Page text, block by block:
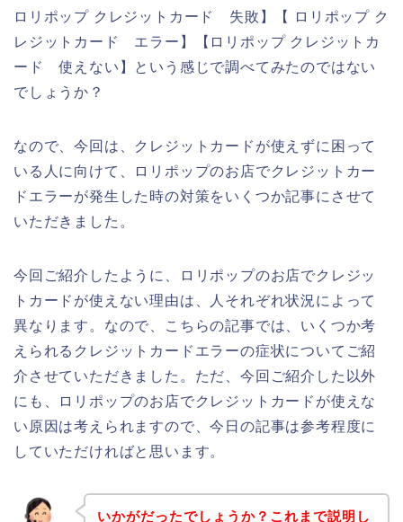
ロリポップ クレジットカード 失敗】【 ロリポップ ク
レジットカード エラー】【ロリポップ クレジットカ
ード 使えない】という感じで調べてみたのではない
でしょうか？
なので、今回は、クレジットカードが使えずに困って
いる人に向けて、ロリポップのお店でクレジットカー
ドエラーが発生した時の対策をいくつか記事にさせて
いただきました。
今回ご紹介したように、ロリポップのお店でクレジッ
トカードが使えない理由は、人それぞれ状況によって
異なります。なので、こちらの記事では、いくつか考
えられるクレジットカードエラーの症状についてご紹
介させていただきました。ただ、今回ご紹介した以外
にも、ロリポップのお店でクレジットカードが使えな
い原因は考えられますので、今日の記事は参考程度に
していただければと思います。
いかがだったでしょうか？これまで説明し